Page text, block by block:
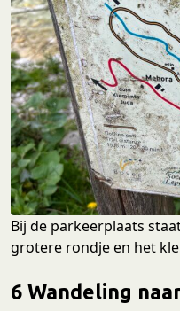
Bij de parkeerplaats
grotere rondje en het
6 Wandeling